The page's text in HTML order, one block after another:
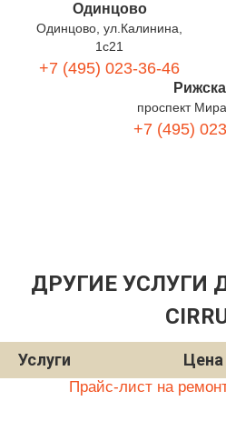
Одинцово
Одинцово, ул.Калинина,
1с21
+7 (495) 023-36-46
проспект
+7 (495)
ДРУГИЕ УСЛУГИ
Услуги Цена
Прайс-лист на